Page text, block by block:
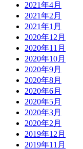
2021年4月
2021年2月
2021年1月
2020年12月
2020年11月
2020年10月
2020年9月
2020年8月
2020年6月
2020年5月
2020年3月
2020年2月
2019年12月
2019年11月